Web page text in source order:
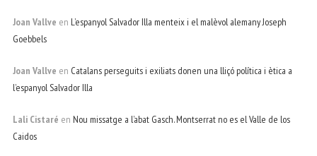
Joan Vallve en L’espanyol Salvador Illa menteix i el malèvol alemany Joseph
Goebbels
Joan Vallve en Catalans perseguits i exiliats donen una lliçó política i ètica a
l’espanyol Salvador Illa
Lali Cistaré en Nou missatge a l’abat Gasch. Montserrat no es el Valle de los
Caidos